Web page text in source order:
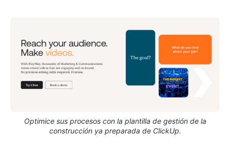
Optimice sus procesos con la plantilla de gestión de la
construcción ya preparada de ClickUp.